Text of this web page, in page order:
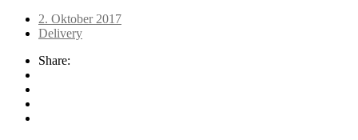
2. Oktober 2017
Delivery
Share: